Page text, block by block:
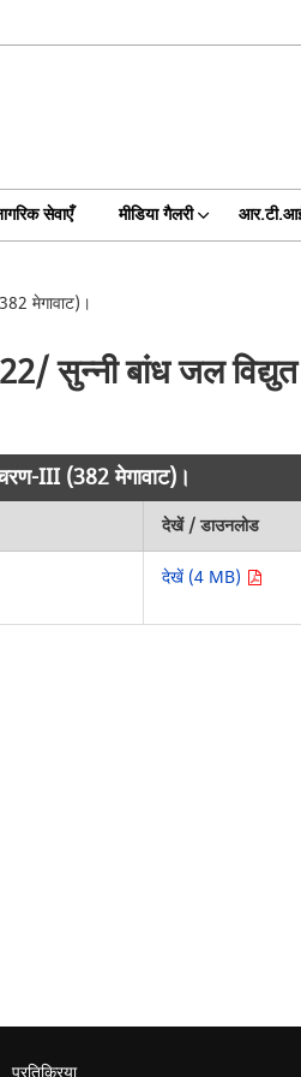
सेवाएँ मीडिया गैलरी
मेगावाट)।
सुन्नी बांध जल
III (382 मेगावाट)।
देखें / डाउनलोड
देखें (4 MB)